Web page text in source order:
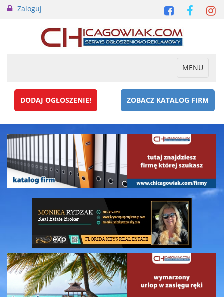
Zaloguj
Toggle
MENU
DODAJ OGŁOSZENIE! ZOBACZ KATALOG FIRM